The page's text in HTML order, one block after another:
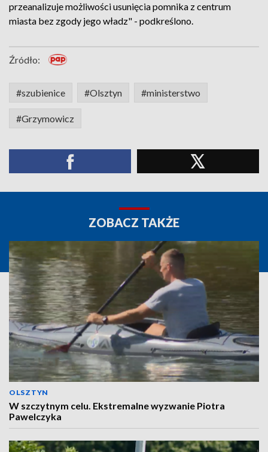
przeanalizuje możliwości usunięcia pomnika z centrum
miasta bez zgody jego władz" - podkreślono.
Źródło:
#szubienice #Olsztyn #ministerstwo
#Grzymowicz
ZOBACZ TAKŻE
OLSZTYN
W szczytnym celu. Ekstremalne wyzwanie Piotra
Pawelczyka